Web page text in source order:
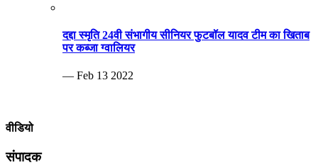
दद्दा स्मृति 24वी संभागीय सीनियर फुटबॉल यादव टीम का खिताब
पर कब्जा ग्वालियर
— Feb 13 2022
वीडियो
संपादक